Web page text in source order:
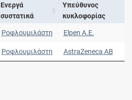
Ενεργά
συστατικά
Υπεύθυνος
κυκλοφορίας
Ροφλουμιλάστη Elpen A.E.
Ροφλουμιλάστη AstraZeneca ΑΒ